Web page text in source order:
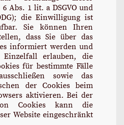
Abs. 1 lit. a DSGVO und
die Einwilligung ist
Sie können Ihren
dass Sie über das
informiert werden und
erlauben, die
für bestimmte Fälle
sowie das
der Cookies beim
aktivieren. Bei der
Cookies kann die
Website eingeschränkt